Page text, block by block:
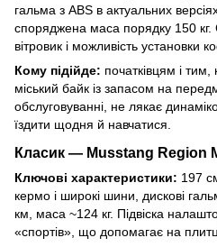
гальма з ABS в актуальних
споряджена маса порядку 150 кг.
вітровик і можливість установки
Кому підійде: початківцям і
міський байк із запасом на
обслуговуванні, не лякає
їздити щодня й навчатися.
Класик — Musstang Region
Ключові характеристики: 197
кермо і широкі шини, дискові
км, маса ~124 кг. Підвіска
«спортів», що допомагає на